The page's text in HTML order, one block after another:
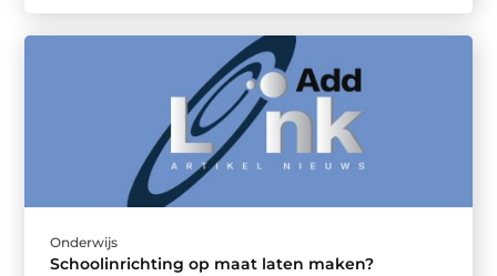
Onderwijs
Schoolinrichting op maat laten maken?